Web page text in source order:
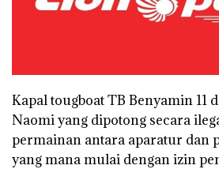
Kapal tougboat TB Benyamin 11
Naomi yang dipotong secara
permainan antara aparatur dan
yang mana mulai dengan izin